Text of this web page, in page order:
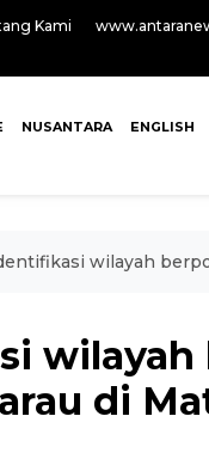
Kami
NUSANTARA ENGLISH
wilayah
wilayah
di